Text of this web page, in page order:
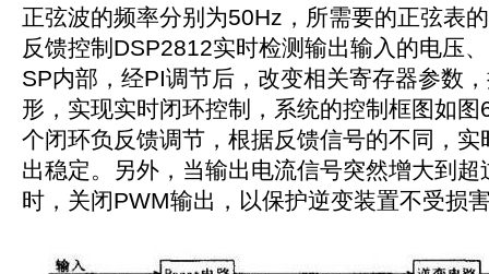
正弦波的频率分别为50Hz，所需要的正弦表
反馈控制DSP2812实时检测输出输入的电压
SP内部，经PI调节后，改变相关寄存器参数
形，实现实时闭环控制，系统的控制框图如
个闭环负反馈调节，根据反馈信号的不同，实
出稳定。另外，当输出电流信号突然增大到超
时，关闭PWM输出，以保护逆变装置不受损